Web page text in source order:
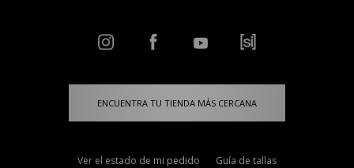
ENCUENTRA TU TIENDA MÁS CERCANA
Ver el estado de mi pedido
Guía de tallas